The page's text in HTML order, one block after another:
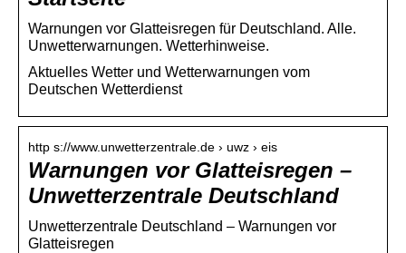
Warnungen vor Glatteisregen für Deutschland. Alle.
Unwetterwarnungen. Wetterhinweise.
Aktuelles Wetter und Wetterwarnungen vom
Deutschen Wetterdienst
http s://www.unwetterzentrale.de › uwz › eis
Warnungen vor Glatteisregen –
Unwetterzentrale Deutschland
Unwetterzentrale Deutschland – Warnungen vor
Glatteisregen